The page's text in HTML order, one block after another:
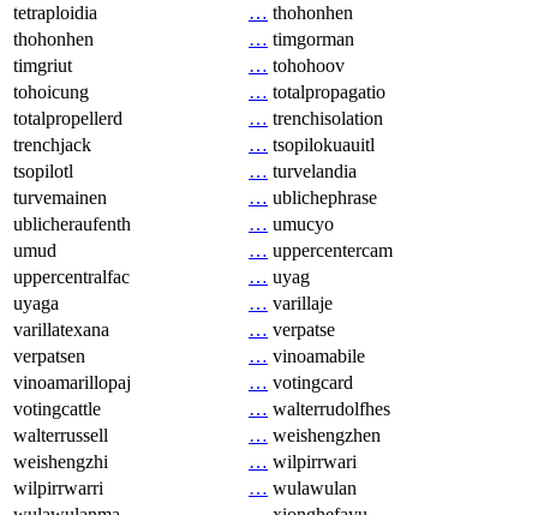
tetraploidia
… thohonhen
thohonhen
… timgorman
timgriut
… tohohoov
tohoicung
… totalpropagatio
totalpropellerd
… trenchisolation
trenchjack
… tsopilokuauitl
tsopilotl
… turvelandia
turvemainen
… ublichephrase
ublicheraufenth
… umucyo
umud
… uppercentercam
uppercentralfac
… uyag
uyaga
… varillaje
varillatexana
… verpatse
verpatsen
… vinoamabile
vinoamarillopaj
… votingcard
votingcattle
… walterrudolfhes
walterrussell
… weishengzhen
weishengzhi
… wilpirrwari
wilpirrwarri
… wulawulan